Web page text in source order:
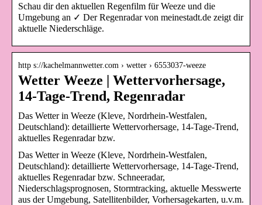
Schau dir den aktuellen Regenfilm für Weeze und die
Umgebung an ✓ Der Regenradar von meinestadt.de zeigt dir
aktuelle Niederschläge.
http s://kachelmannwetter.com › wetter › 6553037-weeze
Wetter Weeze | Wettervorhersage,
14-Tage-Trend, Regenradar
Das Wetter in Weeze (Kleve, Nordrhein-Westfalen,
Deutschland): detaillierte Wettervorhersage, 14-Tage-Trend,
aktuelles Regenradar bzw.
Das Wetter in Weeze (Kleve, Nordrhein-Westfalen,
Deutschland): detaillierte Wettervorhersage, 14-Tage-Trend,
aktuelles Regenradar bzw. Schneeradar,
Niederschlagsprognosen, Stormtracking, aktuelle Messwerte
aus der Umgebung, Satellitenbilder, Vorhersagekarten, u.v.m.